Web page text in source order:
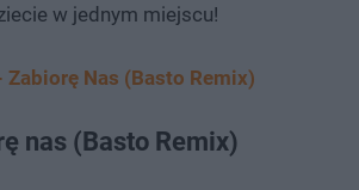
w jednym miejscu!
Zabiorę Nas (Basto Remix)
nas (Basto Remix)